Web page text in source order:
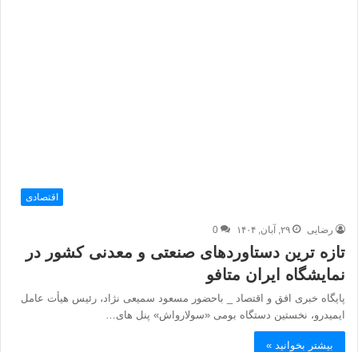
اقتصادی
رضایی ۲۹, آبان, ۱۴۰۴ 0
تازه ترین دستاوردهای صنعتی و معدنی کشور در
نمایشگاه ایران متافو
پایگاه خبری افق و اقتصاد _ باحضور مسعود سمیعی نژاد، رئیس هیأت عامل
ایمیدرو، نخستین دستگاه بومی «سولارواش» پنل های…
بیشتر بخوانید »